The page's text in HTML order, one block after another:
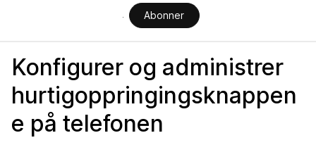
Abonner
Konfigurer og administrer
hurtigoppringingsknappen
e på telefonen